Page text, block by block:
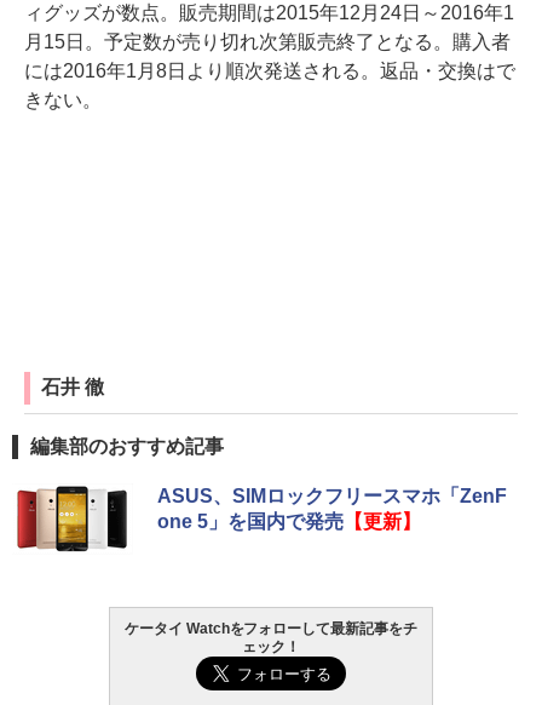
ィグッズが数点。販売期間は2015年12月24日～2016年1
月15日。予定数が売り切れ次第販売終了となる。購入者
には2016年1月8日より順次発送される。返品・交換はで
きない。
石井 徹
編集部のおすすめ記事
ASUS、SIMロックフリースマホ「ZenF
one 5」を国内で発売【更新】
ケータイ Watchをフォローして最新記事をチ
ェック！